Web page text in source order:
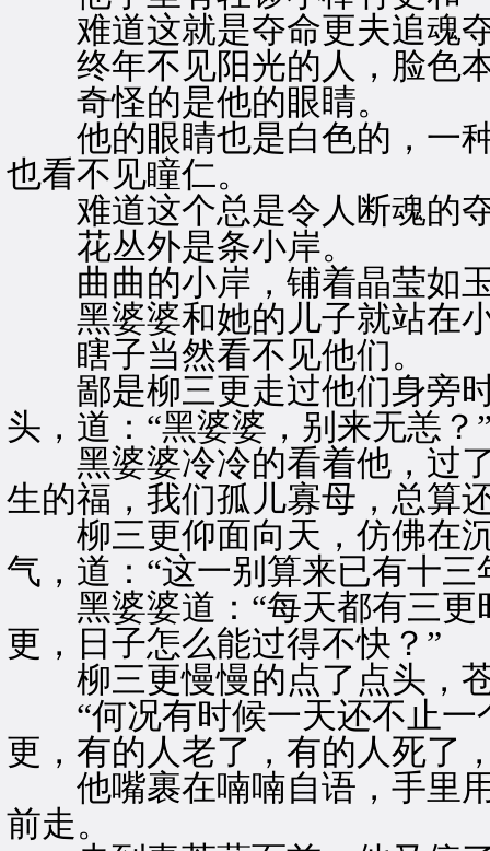
难道这就是夺命更夫追魂
终年不见阳光的人，脸色本
奇怪的是他的眼睛。
他的眼睛也是白色的，一种
也看不见瞳仁。
难道这个总是令人断魂的夺
花丛外是条小岸。
曲曲的小岸，铺着晶莹如
黑婆婆和她的儿子就站在小
瞎子当然看不见他们。
鄙是柳三更走过他们身旁时
头，道：“黑婆婆，别来无恙？
黑婆婆冷冷的看着他，过了
生的福，我们孤儿寡母，总算
柳三更仰面向天，仿佛在沉
气，道：“这一别算来已有十
黑婆婆道：“每天都有三更
更，日子怎么能过得不快？”
柳三更慢慢的点了点头，苍
“何况有时候一天还不止一
更，有的人老了，有的人死了
他嘴裹在喃喃自语，手里用
前走。